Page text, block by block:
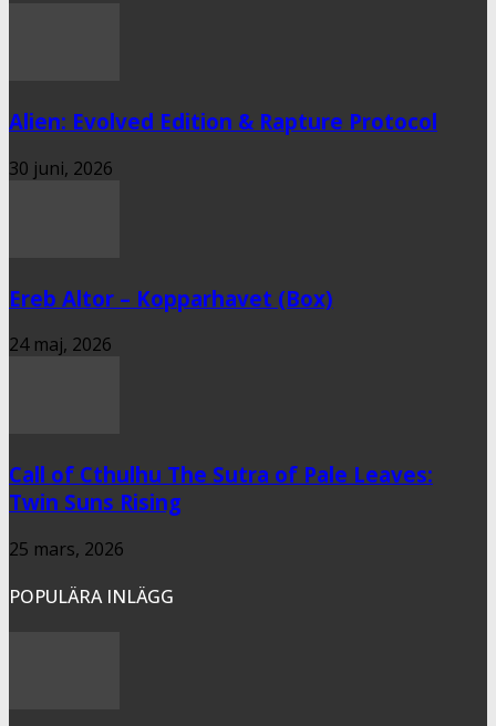
Alien: Evolved Edition & Rapture Protocol
30 juni, 2026
Ereb Altor – Kopparhavet (Box)
24 maj, 2026
Call of Cthulhu The Sutra of Pale Leaves:
Twin Suns Rising
25 mars, 2026
POPULÄRA INLÄGG